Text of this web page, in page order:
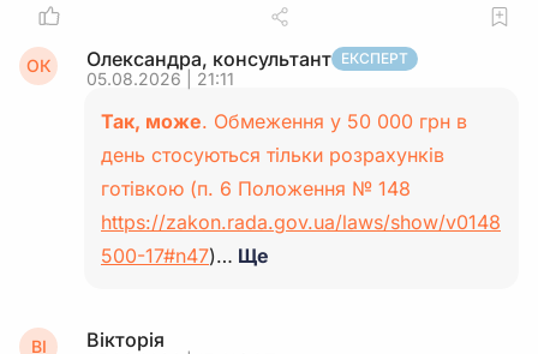
ОК Олександра, консультант ЕКСПЕРТ
05.08.2026 | 21:11
Так, може. Обмеження у 50 000 грн в
день стосуються тільки розрахунків
готівкою (п. 6 Положення № 148
https://zakon.rada.gov.ua/laws/show/v0148
500-17#n47)… Ще
ВІ Вікторія